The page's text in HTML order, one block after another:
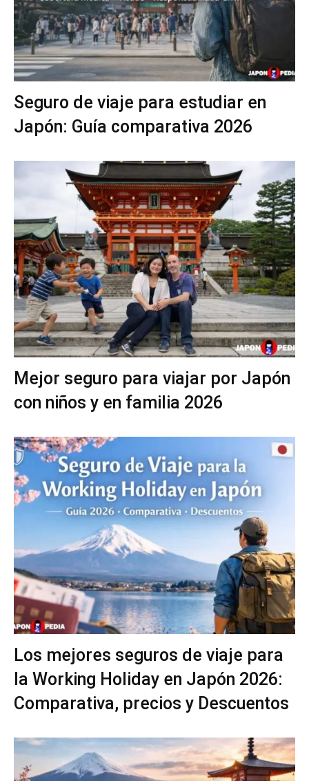
Seguro de viaje para estudiar en
Japón: Guía comparativa 2026
Mejor seguro para viajar por Japón
con niños y en familia 2026
Los mejores seguros de viaje para
la Working Holiday en Japón 2026:
Comparativa, precios y Descuentos